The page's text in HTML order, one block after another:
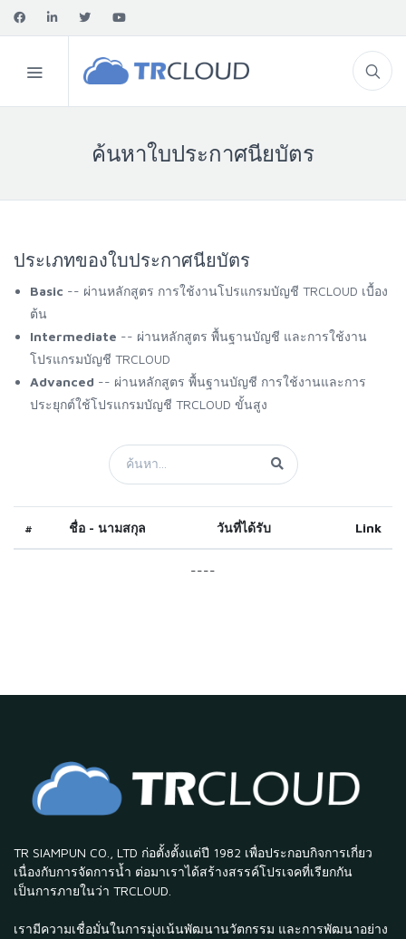
ค้นหาใบประกาศนียบัตร
ประเภทของใบประกาศนียบัตร
Basic -- ผ่านหลักสูตร การใช้งานโปรแกรมบัญชี TRCLOUD เบื้อง
ต้น
Intermediate -- ผ่านหลักสูตร พื้นฐานบัญชี และการใช้งาน
โปรแกรมบัญชี TRCLOUD
Advanced -- ผ่านหลักสูตร พื้นฐานบัญชี การใช้งานและการ
ประยุกต์ใช้โปรแกรมบัญชี TRCLOUD ขั้นสูง
# ชื่อ - นามสกุล วันที่ได้รับ Link
----
TR SIAMPUN CO., LTD ก่อตั้งตั้งแต่ปี 1982 เพื่อประกอบกิจการเกี่ยว
เนื่องกับการจัดการน้ำ ต่อมาเราได้สร้างสรรค์โปรเจคที่เรียกกัน
เป็นการภายในว่า TRCLOUD.
เรามีความเชื่อมั่นในการมุ่งเน้นพัฒนานวัตกรรม และการพัฒนาอย่าง